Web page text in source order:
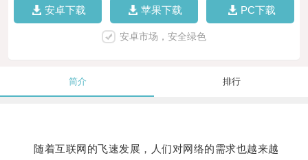
安卓下载 苹果下载 PC下载
安卓市场，安全绿色
简介 排行
随着互联网的飞速发展，人们对网络的需求也越来越